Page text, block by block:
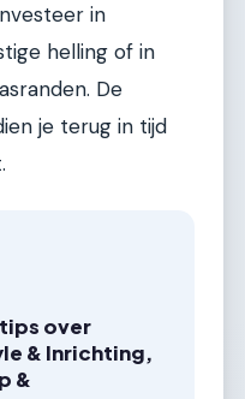
in
helling of in
De
je terug in tijd
over
& Inrichting,
&